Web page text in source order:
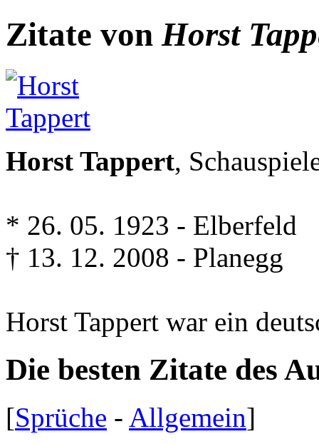
Zitate vonHorst
Horst Tappert,
* 26. 05. 1923 - Elberfeld
† 13. 12. 2008 - Planegg
Horst Tappert war ein
Die besten Zitate des
[Sprüche - Allgemein]